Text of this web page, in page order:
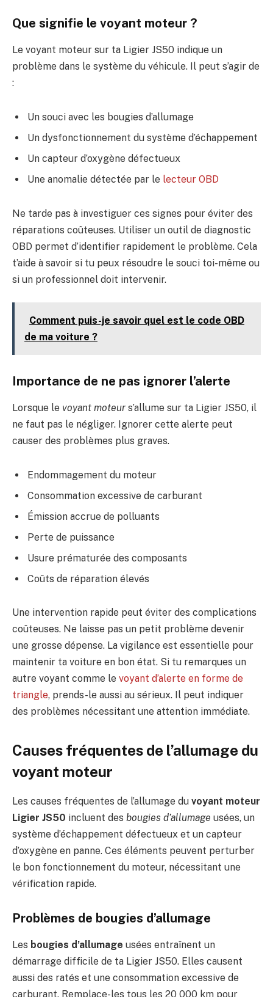
Que signifie le voyant moteur ?
Le voyant moteur sur ta Ligier JS50 indique un
problème dans le système du véhicule. Il peut s’agir de
:
Un souci avec les bougies d’allumage
Un dysfonctionnement du système d’échappement
Un capteur d’oxygène défectueux
Une anomalie détectée par le lecteur OBD
Ne tarde pas à investiguer ces signes pour éviter des
réparations coûteuses. Utiliser un outil de diagnostic
OBD permet d’identifier rapidement le problème. Cela
t’aide à savoir si tu peux résoudre le souci toi-même ou
si un professionnel doit intervenir.
Comment puis-je savoir quel est le code OBD
de ma voiture ?
Importance de ne pas ignorer l’alerte
Lorsque le voyant moteur s’allume sur ta Ligier JS50, il
ne faut pas le négliger. Ignorer cette alerte peut
causer des problèmes plus graves.
Endommagement du moteur
Consommation excessive de carburant
Émission accrue de polluants
Perte de puissance
Usure prématurée des composants
Coûts de réparation élevés
Une intervention rapide peut éviter des complications
coûteuses. Ne laisse pas un petit problème devenir
une grosse dépense. La vigilance est essentielle pour
maintenir ta voiture en bon état. Si tu remarques un
autre voyant comme le voyant d’alerte en forme de
triangle, prends-le aussi au sérieux. Il peut indiquer
des problèmes nécessitant une attention immédiate.
Causes fréquentes de l’allumage du
voyant moteur
Les causes fréquentes de l’allumage du voyant moteur
Ligier JS50 incluent des bougies d’allumage usées, un
système d’échappement défectueux et un capteur
d’oxygène en panne. Ces éléments peuvent perturber
le bon fonctionnement du moteur, nécessitant une
vérification rapide.
Problèmes de bougies d’allumage
Les bougies d’allumage usées entraînent un
démarrage difficile de ta Ligier JS50. Elles causent
aussi des ratés et une consommation excessive de
carburant. Remplace-les tous les 20 000 km pour